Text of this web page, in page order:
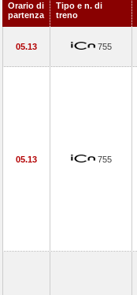
Orario di
partenza
Tipo e n. di
treno
05.13 755
05.13 755